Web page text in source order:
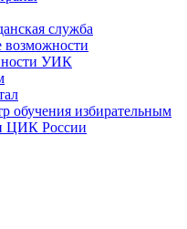
служба
возможности
УИК
обучения избирательным
ЦИК России